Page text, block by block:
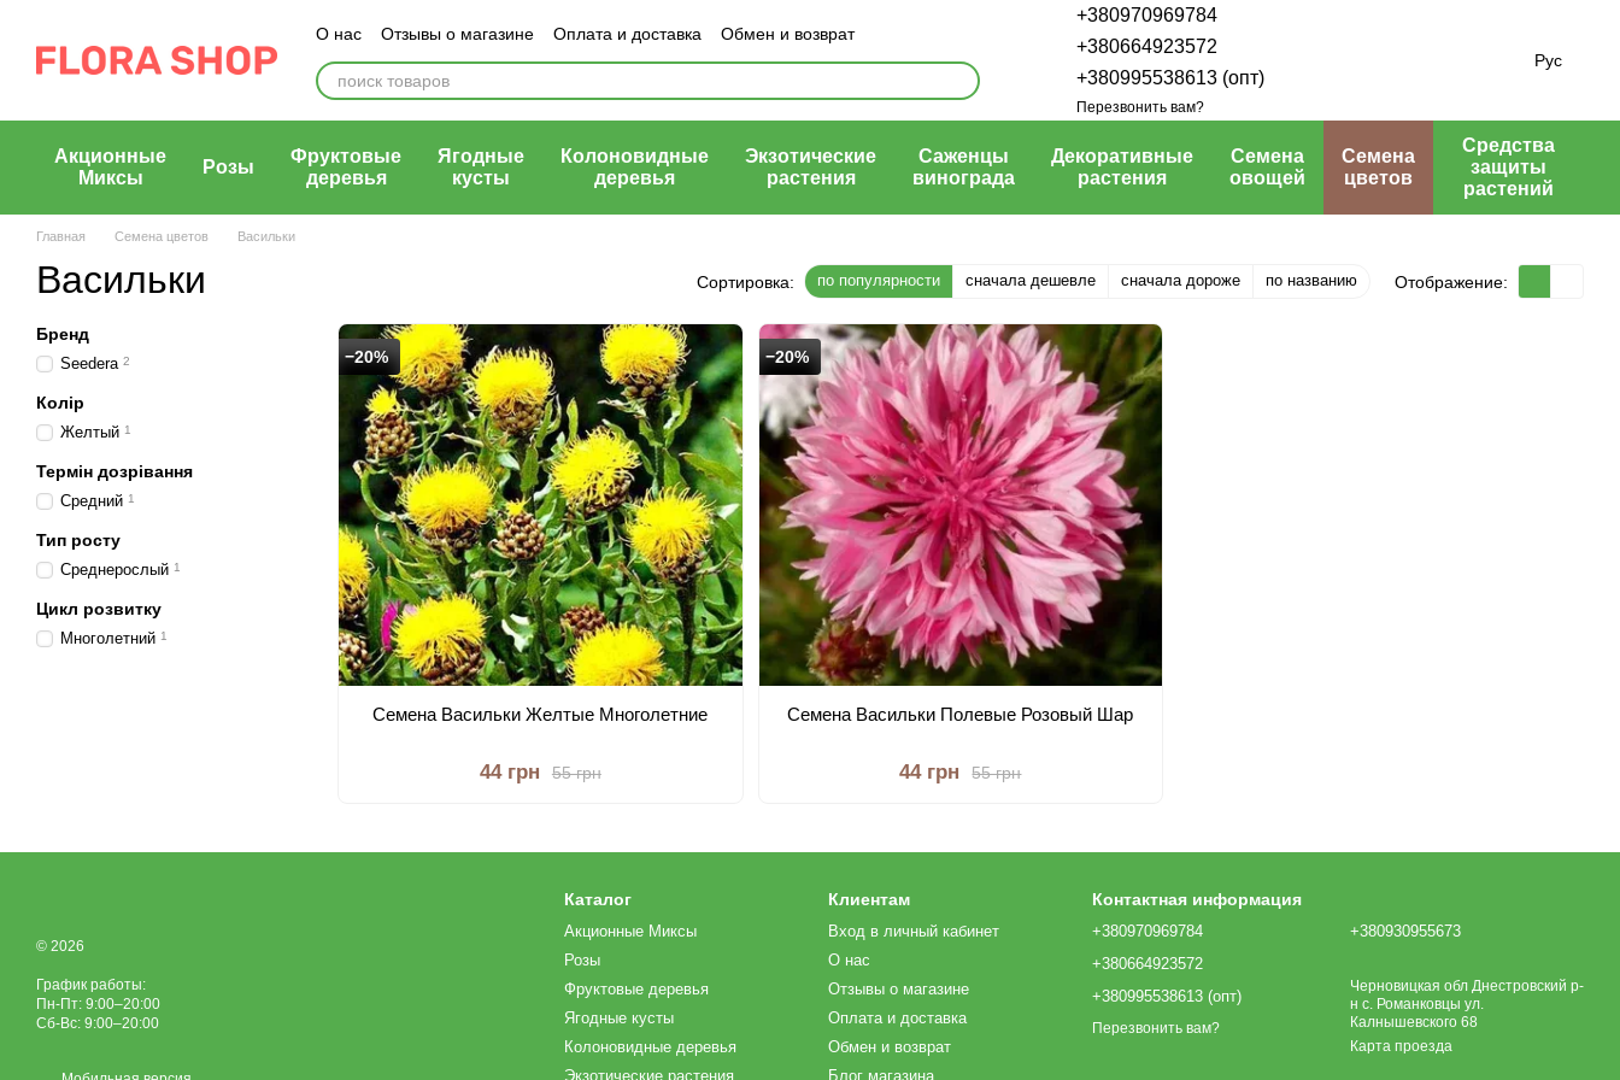
О нас Отзывы о магазине Оплата и доставка
Обмен и возврат
Блог магазина
Публичный договор (оферта)
+380970969784
+380664923572
+380995538613 (опт)
Перезвонить вам?
Рус
Акционные
Миксы
Розы
Фруктовые
деревья
Ягодные
кусты
Колоновидные
деревья
Экзотические
растения
Саженцы
винограда
Декоративные
растения
Семена
овощей
Семена
цветов
Средства
защиты
растений
Главная Семена цветов Васильки
Васильки Сортировка: по популярности сначала дешевле сначала дороже по названию Отображение:
−20%
Семена Васильки Желтые Многолетние
55 грн
44 грн
−20%
Семена Васильки Полевые Розовый Шар
55 грн
44 грн
Бренд
Seedera 2
Колір
Желтый 1
Термін дозрівання
Средний 1
Тип росту
Среднерослый 1
Цикл розвитку
Многолетний 1
© 2026
График работы:
Пн-Пт: 9:00–20:00
Сб-Вс: 9:00–20:00
Каталог
Акционные Миксы
Розы
Фруктовые деревья
Ягодные кусты
Колоновидные деревья
Экзотические растения
Клиентам
Вход в личный кабинет
О нас
Отзывы о магазине
Оплата и доставка
Обмен и возврат
Блог магазина
Контактная информация
+380970969784
+380664923572
+380995538613 (опт)
Перезвонить вам?
+380930955673
Черновицкая обл Днестровский р-
н с. Романковцы ул.
Калнышевского 68
Карта проезда